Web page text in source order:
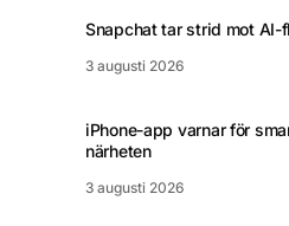
Snapchat tar strid mot
3 augusti 2026
iPhone-app varnar för
närheten
3 augusti 2026